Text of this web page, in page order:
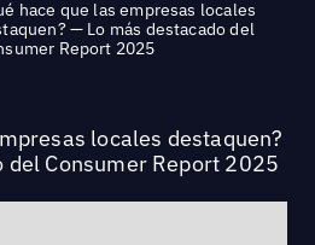
hace que las empresas locales
— Lo más destacado del
Report 2025
locales destaquen?
del Consumer Report 2025